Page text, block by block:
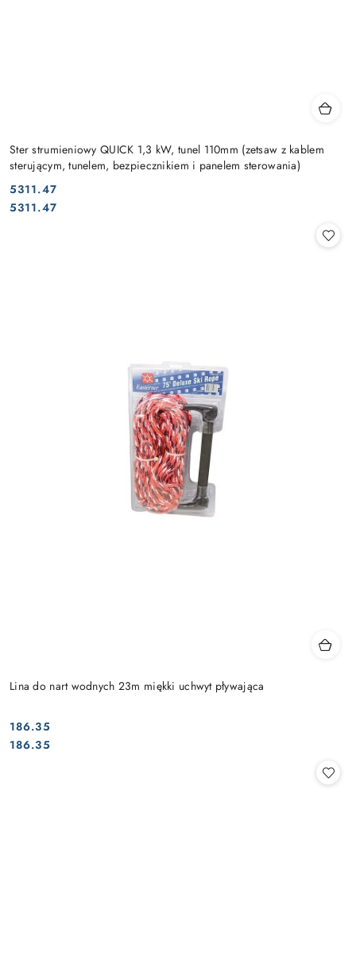
Ster strumieniowy QUICK 1,3 kW, tunel 110mm (zetsaw z kablem
sterującym, tunelem, bezpiecznikiem i panelem sterowania)
Cena:
5311.47
Cena:
5311.47
Lina do nart wodnych 23m miękki uchwyt pływająca
Cena:
186.35
Cena:
186.35